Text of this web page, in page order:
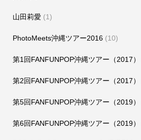
山田莉愛(1)
PhotoMeets沖縄ツアー2016(10)
第1回FANFUNPOP沖縄ツアー（2017）
第2回FANFUNPOP沖縄ツアー（2017）
第5回FANFUNPOP沖縄ツアー（2019）
第6回FANFUNPOP沖縄ツアー（2019）